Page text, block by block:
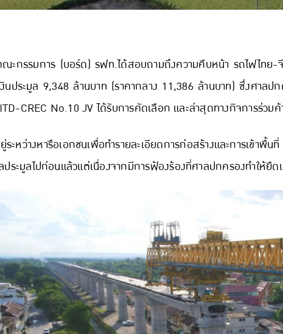
ะกรรมการ (บอร์ด) รฟท.ได้สอบถามถึงความคืบหน้า รถไฟไท
นประมูล 9,348 ล้านบาท (ราคากลาง 11,386 ล้านบาท) ซึ่งศาล
CREC No.10 JV ได้รับการคัดเลือก และล่าสุดทางกิจการร่ว
หว่างหารือเอกชนเพื่อทำรายละเอียดการก่อสร้างและการเข้
ระมูลไปก่อนแล้วแต่เนื่องจากมีการฟ้องร้องที่ศาลปกครองทำให้ยื